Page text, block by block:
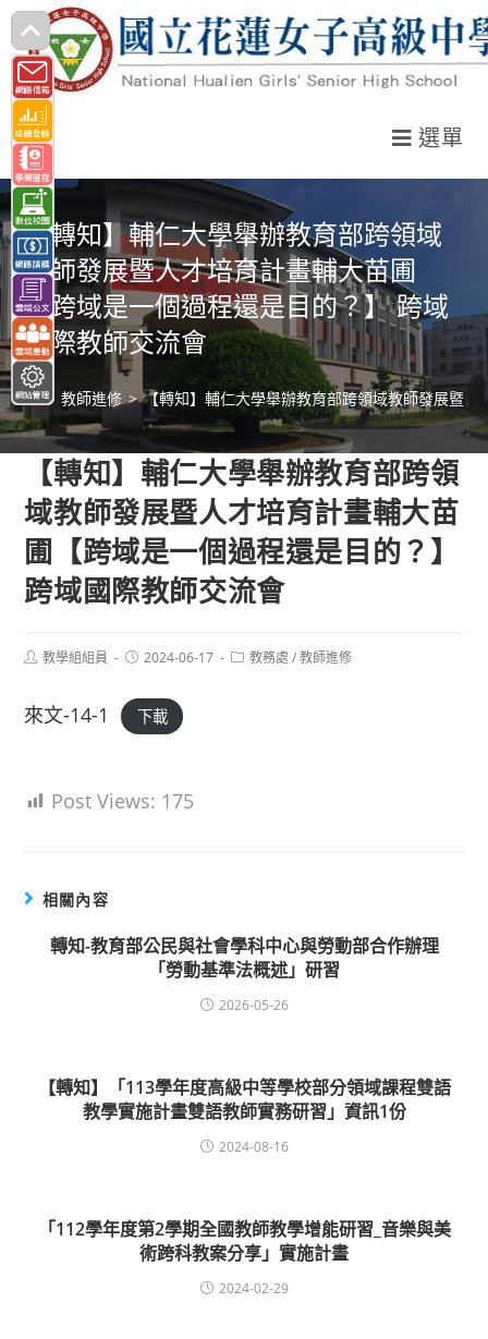
跳
轉
至
主
要
內
容
選單
【轉知】輔仁大學舉辦教育部跨領域
教師發展暨人才培育計畫輔大苗圃
【跨域是一個過程還是目的？】 跨域
國際教師交流會
> 教師進修 > 【轉知】輔仁大學舉辦教育部跨領域教師發展暨
【轉知】輔仁大學舉辦教育部跨領
域教師發展暨人才培育計畫輔大苗
圃【跨域是一個過程還是目的？】
跨域國際教師交流會
Post教學組組員
Post2024-06-17
Post教務處 / 教師進修
來文-14-1 下載
Post Views: 175
相關內容
轉知-教育部公民與社會學科中心與勞動部合作辦理
「勞動基準法概述」研習
2026-05-26
【轉知】「113學年度高級中等學校部分領域課程雙語
教學實施計畫雙語教師實務研習」資訊1份
2024-08-16
「112學年度第2學期全國教師教學增能研習_音樂與美
術跨科教案分享」實施計畫
2024-02-29